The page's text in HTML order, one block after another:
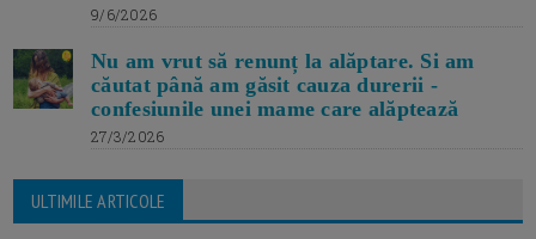
9/6/2026
Nu am vrut să renunț la alăptare. Si am
căutat până am găsit cauza durerii -
confesiunile unei mame care alăptează
27/3/2026
ULTIMILE ARTICOLE